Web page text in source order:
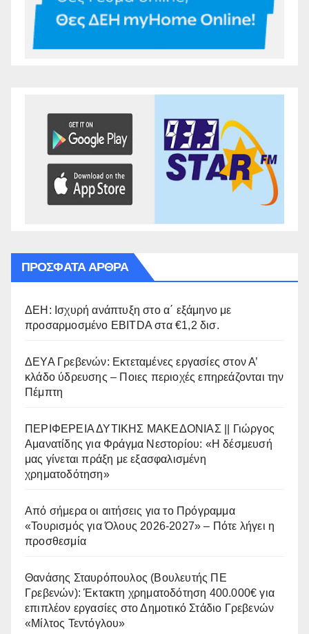
ΠΡΌΣΦΑΤΑ ΆΡΘΡΑ
ΔΕΗ: Ισχυρή ανάπτυξη στο α΄ εξάμηνο με
προσαρμοσμένο EBITDA στα €1,2 δισ.
ΔΕΥΑ Γρεβενών: Εκτεταμένες εργασίες στον Α’
κλάδο ύδρευσης – Ποιες περιοχές επηρεάζονται την
Πέμπτη
ΠΕΡΙΦΕΡΕΙΑ ΔΥΤΙΚΗΣ ΜΑΚΕΔΟΝΙΑΣ || Γιώργος
Αμανατίδης για Φράγμα Νεστορίου: «Η δέσμευσή
μας γίνεται πράξη με εξασφαλισμένη
χρηματοδότηση»
Από σήμερα οι αιτήσεις για το Πρόγραμμα
«Τουρισμός για Όλους 2026-2027» – Πότε λήγει η
προσθεσμία
Θανάσης Σταυρόπουλος (Βουλευτής ΠΕ
Γρεβενών): Έκτακτη χρηματοδότηση 400.000€ για
επιπλέον εργασίες στο Δημοτικό Στάδιο Γρεβενών
«Μίλτος Τεντόγλου»